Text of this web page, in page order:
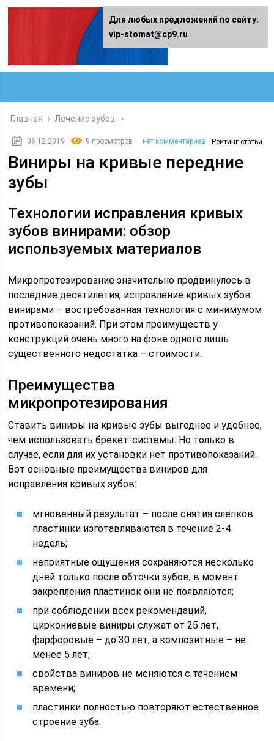
Главная › Лечение зубов
06.12.2019 9 просмотров нет комментариев Рейтинг статьи
Виниры на кривые передние
зубы
Технологии исправления кривых
зубов винирами: обзор
используемых материалов
Микропротезирование значительно продвинулось в
последние десятилетия, исправление кривых зубов
винирами – востребованная технология с минимумом
противопоказаний. При этом преимуществ у
конструкций очень много на фоне одного лишь
существенного недостатка – стоимости.
Преимущества
микропротезирования
Ставить виниры на кривые зубы выгоднее и удобнее,
чем использовать брекет-системы. Но только в
случае, если для их установки нет противопоказаний.
Вот основные преимущества виниров для
исправления кривых зубов:
мгновенный результат – после снятия слепков
пластинки изготавливаются в течение 2-4
недель;
неприятные ощущения сохраняются несколько
дней только после обточки зубов, в момент
закрепления пластинок они не появляются;
при соблюдении всех рекомендаций,
циркониевые виниры служат от 25 лет,
фарфоровые – до 30 лет, а композитные – не
менее 5 лет;
свойства виниров не меняются с течением
времени;
пластинки полностью повторяют естественное
строение зуба.
Для любых предложений по сайту:
vip-stomat@cp9.ru